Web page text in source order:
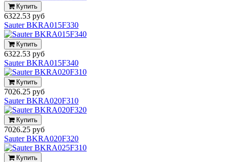
Купить
6322.53 руб
Sauter BKRA015F330
Купить
6322.53 руб
Sauter BKRA015F340
Купить
7026.25 руб
Sauter BKRA020F310
Купить
7026.25 руб
Sauter BKRA020F320
Купить